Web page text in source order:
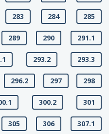
283 284 285
289 290 291.1
293.2 293.3
296.2 297 298
300.2 301
305 306 307.1